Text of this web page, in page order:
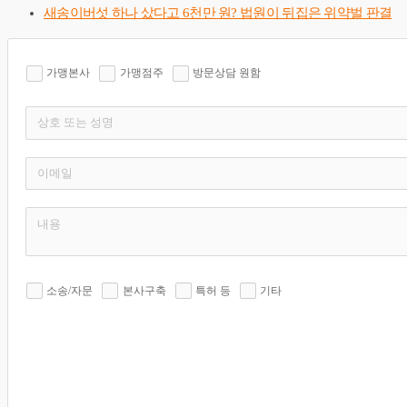
새송이버섯 하나 샀다고 6천만 원? 법원이 뒤집은 위약벌 판결
가맹본사 가맹점주 방문상담 원함
소송/자문 본사구축 특허 등 기타